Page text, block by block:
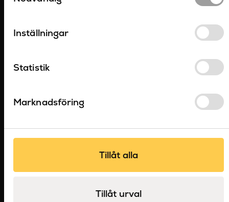
Inställningar
Statistik
Marknadsföring
Tillåt alla
Tillåt urval
Telefon:0510-48 58 90